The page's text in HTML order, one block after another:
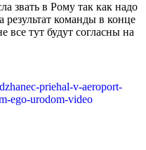
звать в Рому так как надо
команды в конце
все тут будут согласны на
priehal-v-aeroport-
ego-urodom-video